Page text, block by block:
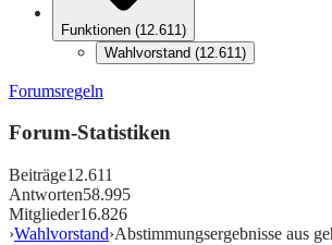
Funktionen (12.611)
Wahlvorstand (12.611)
Forumsregeln
Forum-Statistiken
Beiträge12.611
Antworten58.995
Mitglieder16.826
›Wahlvorstand›Abstimmungsergebnisse aus